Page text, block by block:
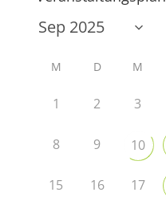
M D M
1 2 3
8 9 10
15 16 17